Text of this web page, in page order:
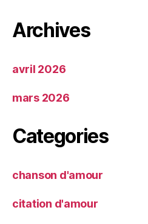
Archives
avril 2026
mars 2026
Categories
chanson d'amour
citation d'amour